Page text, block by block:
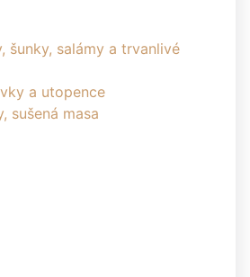
šunky, salámy a trvanlivé
a utopence
sušená masa